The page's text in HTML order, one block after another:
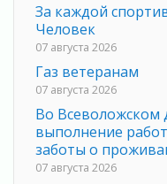
За каждой
Человек
07 августа 2026
Газ ветеранам
07 августа 2026
Во Всеволожском
выполнение
заботы о
07 августа 2026